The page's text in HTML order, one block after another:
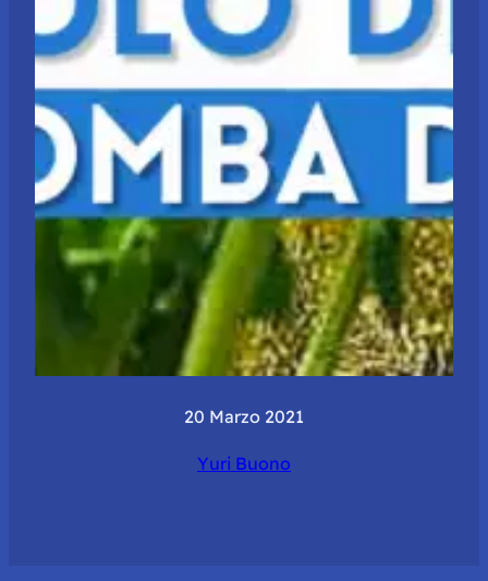
20 Marzo 2021
Yuri Buono